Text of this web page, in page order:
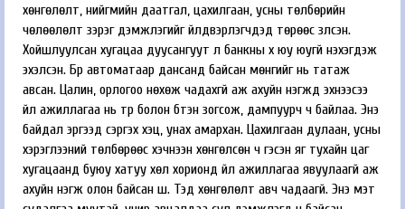
хөнгөлөлт, нийгмийн даатгал, цахилгаан, усны төлбөрийн
чөлөөлөлт зэрэг дэмжлэгийг үйлдвэрлэгчдэд төрөөс үзүүлсэн.
Хойшлуулсан хугацаа дуусангуут л банкны хүү юу юугүй нэхэгдэж
эхэлсэн. Бүр автоматаар дансанд байсан мөнгийг нь татаж
авсан. Цалин, орлогоо нөхөж чадахгүй аж ахуйн нэгжүүд эхнээсээ
үйл ажиллагаа нь түр болон бүтэн зогсож, дампуурч ч байлаа. Энэ
байдал эргээд сэргэх хэцүү, унах амархан. Цахилгаан дулаан, усны
хэрэглээний төлбөрөөс хэчнээн хөнгөлсөн ч гэсэн яг тухайн цаг
хугацаанд буюу хатуу хөл хорионд үйл ажиллагаа явуулаагүй аж
ахуйн нэгж олон байсан шүү. Тэд хөнгөлөлт авч чадаагүй. Энэ мэт